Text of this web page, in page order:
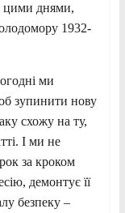
цими днями,
1932-
ми
зупинити нову
схожу на ту,
І ми не
за кроком
демонтує її
безпеку –